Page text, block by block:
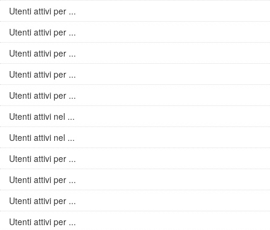
Utenti attivi per ...
Utenti attivi per ...
Utenti attivi per ...
Utenti attivi per ...
Utenti attivi per ...
Utenti attivi nel ...
Utenti attivi nel ...
Utenti attivi per ...
Utenti attivi per ...
Utenti attivi per ...
Utenti attivi per ...